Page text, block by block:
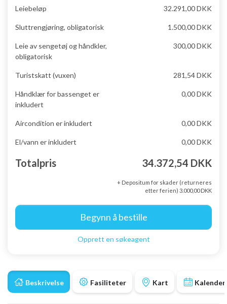
Beskrivelse Fasiliteter Kart Kalender
Leiebeløp 32.291,00 DKK
Sluttrengjøring, obligatorisk 1.500,00 DKK
Leie av sengetøj og håndkler,
obligatorisk
300,00 DKK
Turistskatt (vuxen) 281,54 DKK
Håndklær for bassenget er
inkludert
0,00 DKK
Aircondition er inkludert 0,00 DKK
El/vann er inkludert 0,00 DKK
Totalpris 34.372,54 DKK
+ Depositum for skader (returneres
etter ferien) 3.000,00 DKK
Begynn å bestille
Opprett en søkeagent